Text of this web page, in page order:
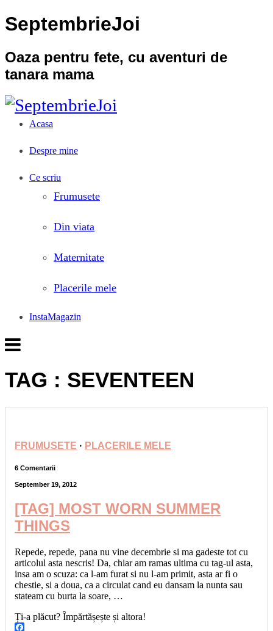
SeptembrieJoi
Oaza pentru fete, cu aventuri de
tanara mama
Acasa
Despre mine
Ce scriu
Frumusete
Din viata
Maternitate
Placerile mele
InstaMagazin
TAG : SEVENTEEN
FRUMUSETE · PLACERILE MELE
6 Comentarii
September 19, 2012
[TAG] MOST WORN SUMMER
THINGS
Repede, repede, pana nu vine decembrie si ma gadeste tot cu
articolul asta nescris! Da, chiar am ramas ultima cu tag-ul asta,
insa am o scuza: ca l-am furat si nu l-am primit, asta ar fi o
chestie, si a doua, ca a circulat cand eu dansam la nunta sau
stateam cu burta la soare, …
Ți-a plăcut? Împărtășește și altora!